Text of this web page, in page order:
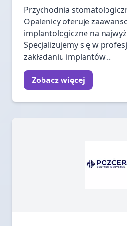
Przychodnia
Opalenicy oferuje
implantologiczne na
Specjalizujemy się w
zakładaniu implantów...
Zobacz więcej